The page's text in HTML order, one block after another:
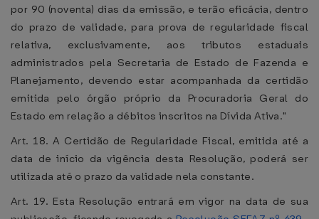
por 90 (noventa) dias da emissão, e terão eficácia, dentro
do prazo de validade, para prova de regularidade fiscal
relativa, exclusivamente, aos tributos estaduais
administrados pela Secretaria de Estado de Fazenda e
Planejamento, devendo estar acompanhada da certidão
emitida pelo órgão próprio da Procuradoria Geral do
Estado em relação a débitos inscritos na Dívida Ativa."
Art. 18. A Certidão de Regularidade Fiscal, emitida até a
data de início da vigência desta Resolução, poderá ser
utilizada até o prazo da validade nela constante.
Art. 19. Esta Resolução entrará em vigor na data de sua